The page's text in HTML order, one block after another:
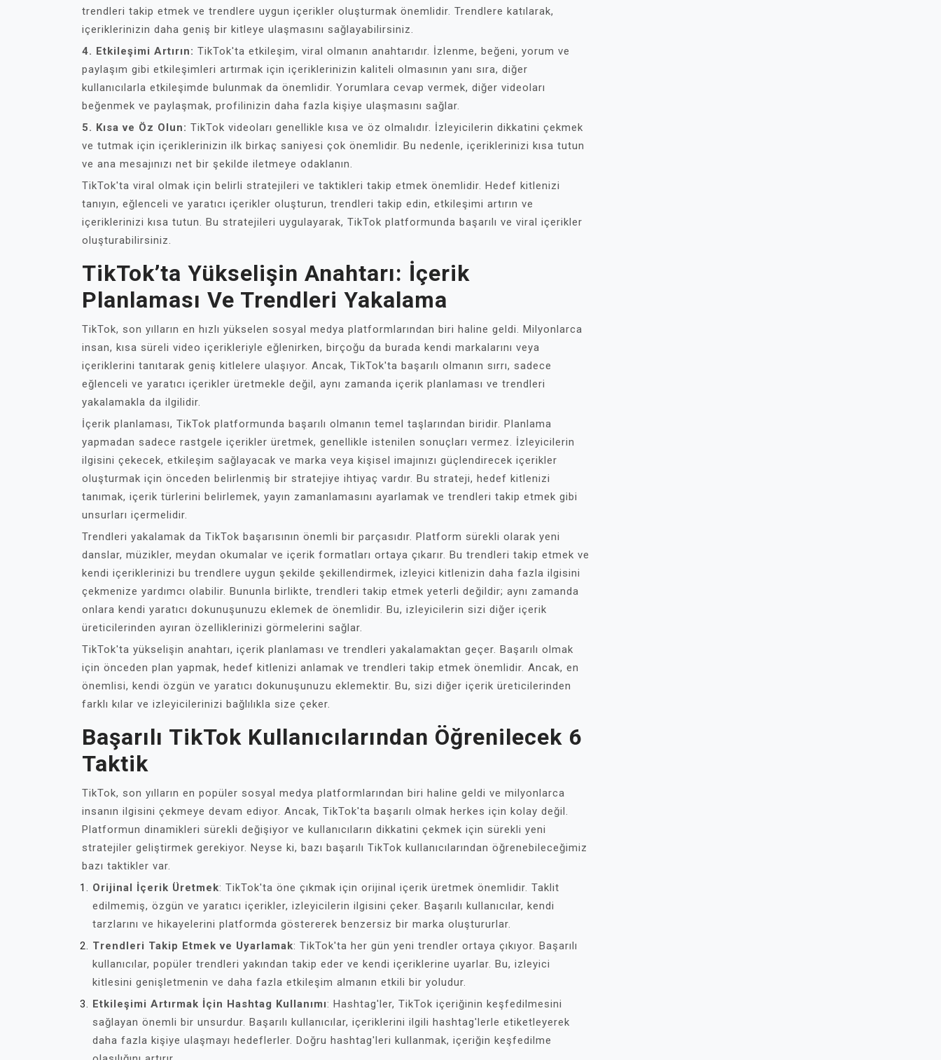
trendleri takip etmek ve trendlere uygun içerikler oluşturmak önemlidir. Trendlere katılarak,
içeriklerinizin daha geniş bir kitleye ulaşmasını sağlayabilirsiniz.
4. Etkileşimi Artırın: TikTok'ta etkileşim, viral olmanın anahtarıdır. İzlenme, beğeni, yorum ve
paylaşım gibi etkileşimleri artırmak için içeriklerinizin kaliteli olmasının yanı sıra, diğer
kullanıcılarla etkileşimde bulunmak da önemlidir. Yorumlara cevap vermek, diğer videoları
beğenmek ve paylaşmak, profilinizin daha fazla kişiye ulaşmasını sağlar.
5. Kısa ve Öz Olun: TikTok videoları genellikle kısa ve öz olmalıdır. İzleyicilerin dikkatini çekmek
ve tutmak için içeriklerinizin ilk birkaç saniyesi çok önemlidir. Bu nedenle, içeriklerinizi kısa tutun
ve ana mesajınızı net bir şekilde iletmeye odaklanın.
TikTok'ta viral olmak için belirli stratejileri ve taktikleri takip etmek önemlidir. Hedef kitlenizi
tanıyın, eğlenceli ve yaratıcı içerikler oluşturun, trendleri takip edin, etkileşimi artırın ve
içeriklerinizi kısa tutun. Bu stratejileri uygulayarak, TikTok platformunda başarılı ve viral içerikler
oluşturabilirsiniz.
TikTok’ta Yükselişin Anahtarı: İçerik
Planlaması Ve Trendleri Yakalama
TikTok, son yılların en hızlı yükselen sosyal medya platformlarından biri haline geldi. Milyonlarca
insan, kısa süreli video içerikleriyle eğlenirken, birçoğu da burada kendi markalarını veya
içeriklerini tanıtarak geniş kitlelere ulaşıyor. Ancak, TikTok'ta başarılı olmanın sırrı, sadece
eğlenceli ve yaratıcı içerikler üretmekle değil, aynı zamanda içerik planlaması ve trendleri
yakalamakla da ilgilidir.
İçerik planlaması, TikTok platformunda başarılı olmanın temel taşlarından biridir. Planlama
yapmadan sadece rastgele içerikler üretmek, genellikle istenilen sonuçları vermez. İzleyicilerin
ilgisini çekecek, etkileşim sağlayacak ve marka veya kişisel imajınızı güçlendirecek içerikler
oluşturmak için önceden belirlenmiş bir stratejiye ihtiyaç vardır. Bu strateji, hedef kitlenizi
tanımak, içerik türlerini belirlemek, yayın zamanlamasını ayarlamak ve trendleri takip etmek gibi
unsurları içermelidir.
Trendleri yakalamak da TikTok başarısının önemli bir parçasıdır. Platform sürekli olarak yeni
danslar, müzikler, meydan okumalar ve içerik formatları ortaya çıkarır. Bu trendleri takip etmek ve
kendi içeriklerinizi bu trendlere uygun şekilde şekillendirmek, izleyici kitlenizin daha fazla ilgisini
çekmenize yardımcı olabilir. Bununla birlikte, trendleri takip etmek yeterli değildir; aynı zamanda
onlara kendi yaratıcı dokunuşunuzu eklemek de önemlidir. Bu, izleyicilerin sizi diğer içerik
üreticilerinden ayıran özelliklerinizi görmelerini sağlar.
TikTok'ta yükselişin anahtarı, içerik planlaması ve trendleri yakalamaktan geçer. Başarılı olmak
için önceden plan yapmak, hedef kitlenizi anlamak ve trendleri takip etmek önemlidir. Ancak, en
önemlisi, kendi özgün ve yaratıcı dokunuşunuzu eklemektir. Bu, sizi diğer içerik üreticilerinden
farklı kılar ve izleyicilerinizi bağlılıkla size çeker.
Başarılı TikTok Kullanıcılarından Öğrenilecek 6
Taktik
TikTok, son yılların en popüler sosyal medya platformlarından biri haline geldi ve milyonlarca
insanın ilgisini çekmeye devam ediyor. Ancak, TikTok'ta başarılı olmak herkes için kolay değil.
Platformun dinamikleri sürekli değişiyor ve kullanıcıların dikkatini çekmek için sürekli yeni
stratejiler geliştirmek gerekiyor. Neyse ki, bazı başarılı TikTok kullanıcılarından öğrenebileceğimiz
bazı taktikler var.
Orijinal İçerik Üretmek: TikTok'ta öne çıkmak için orijinal içerik üretmek önemlidir. Taklit
edilmemiş, özgün ve yaratıcı içerikler, izleyicilerin ilgisini çeker. Başarılı kullanıcılar, kendi
tarzlarını ve hikayelerini platformda göstererek benzersiz bir marka oluştururlar.
Trendleri Takip Etmek ve Uyarlamak: TikTok'ta her gün yeni trendler ortaya çıkıyor. Başarılı
kullanıcılar, popüler trendleri yakından takip eder ve kendi içeriklerine uyarlar. Bu, izleyici
kitlesini genişletmenin ve daha fazla etkileşim almanın etkili bir yoludur.
Etkileşimi Artırmak İçin Hashtag Kullanımı: Hashtag'ler, TikTok içeriğinin keşfedilmesini
sağlayan önemli bir unsurdur. Başarılı kullanıcılar, içeriklerini ilgili hashtag'lerle etiketleyerek
daha fazla kişiye ulaşmayı hedeflerler. Doğru hashtag'leri kullanmak, içeriğin keşfedilme